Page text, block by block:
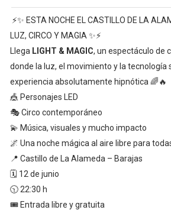
⚡✨ ESTA NOCHE EL CASTILLO DE LA
LUZ, CIRCO Y MAGIA ✨⚡
Llega LIGHT & MAGIC, un espectáculo de
donde la luz, el movimiento y la tecnología
experiencia absolutamente hipnótica 🌈🔥
🎪 Personajes LED
🎭 Circo contemporáneo
💫 Música, visuales y mucho impacto
🌌 Una noche mágica al aire libre para
📍 Castillo de La Alameda – Barajas
🗓 12 de junio
🕥 22:30 h
🎟 Entrada libre y gratuita